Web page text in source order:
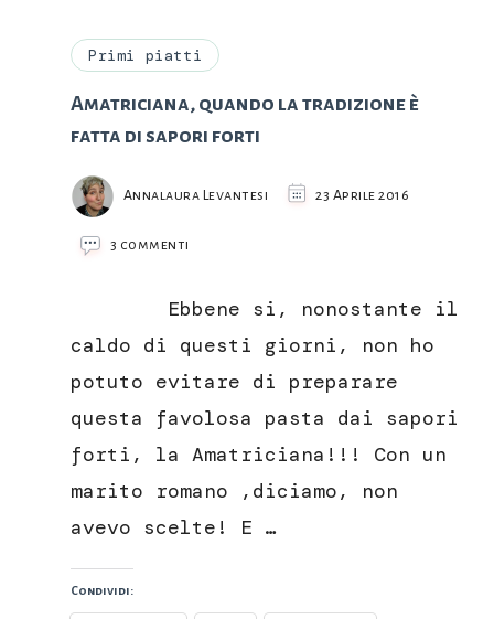
Primi piatti
Amatriciana, quando la tradizione è
fatta di sapori forti
Annalaura Levantesi 23 Aprile 2016
3 commenti
la
tradizione
è
fatta
sapori
forti
Ebbene si, nonostante il
caldo di questi giorni, non ho
potuto evitare di preparare
questa favolosa pasta dai sapori
forti, la Amatriciana!!! Con un
marito romano ,diciamo, non
avevo scelte! E …
Condividi: